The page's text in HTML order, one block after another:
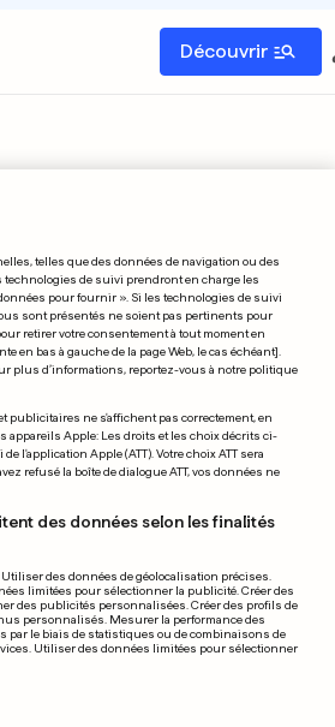
Découvrir
Réinitialiser
19 20 21 22 23 24
telles que des données de navigation ou des
de suivi prendront en charge les
pour fournir ». Si les technologies de suivi
sont présentés ne soient pas pertinents pour
retirer votre consentement à tout moment en
en bas à gauche de la page Web, le cas échéant].
plus d’informations, reportez-vous à notre politique
publicitaires ne s'affichent pas correctement, en
appareils Apple: Les droits et les choix décrits ci-
l'application Apple (ATT). Votre choix ATT sera
refusé la boîte de dialogue ATT, vos données ne
des données selon les finalités
des données de géolocalisation précises.
limitées pour sélectionner la publicité. Créer des
des publicités personnalisées. Créer des profils de
personnalisés. Mesurer la performance des
par le biais de statistiques ou de combinaisons de
Utiliser des données limitées pour sélectionner